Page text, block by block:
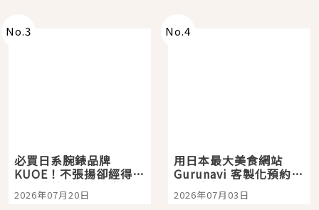
No.3
必買日系腕錶品牌
KUOE！不張揚卻經得起
時間洗鍊的經典之作五
選
2026年07月20日
No.4
用日本最大美食網站
Gurunavi 客製化預約九
大都市餐廳，打造專屬
美食體驗！
2026年07月03日